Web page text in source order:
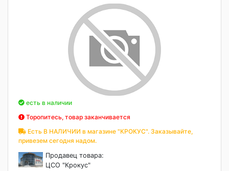
есть в наличии
Торопитесь, товар заканчивается
Есть В НАЛИЧИИ в магазине "КРОКУС". Заказывайте,
привезем сегодня надом.
Продавец товара:
ЦСО "Крокус"